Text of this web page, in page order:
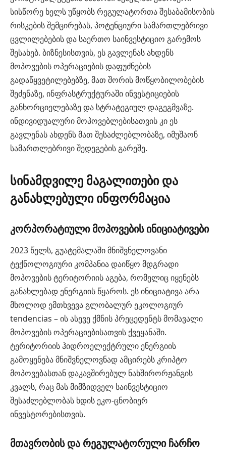
სისწორე ხელს უწყობს რეგულატორთა შესაბამისობის
რისკების შემცირებას, პოტენციური სამართლებრივი
ცვლილებების და საერთო საინვესტიციო გარემოს
შესახებ. ბიზნესისთვის, ეს გავლენას ახდენს
მოპოვების ოპერაციების დაფუძნების
გადაწყვეტილებებზე, მათ შორის მოწყობილობების
შეძენაზე, ინფრასტრუქტურაში ინვესტიციების
განხორციელებაზე და სტრატეგიულ დაგეგმვაზე.
ინდივიდუალური მოპოვებლებისათვის კი ეს
გავლენას ახდენს მათ შესაძლებლობაზე, იმუშაონ
სამართლებრივი შედეგების გარეშე.
სინამდვილე მაგალითები და
განახლებული ინფორმაცია
კორპორატიული მოპოვების ინიციატივები
2023 წელს, გუატემალაში მნიშვნელოვანი
ტექნოლოგიური კომპანია დაიწყო მდგრადი
მოპოვების ტერიტორიის აგება, რომელიც იყენებს
განახლებად ენერგიის წყაროს. ეს ინიციატივა არა
მხოლოდ ემთხვევა გლობალურ ეკოლოგიურ
tendencias – ის ასევე ქმნის პრეცედენტს მომავალი
მოპოვების ოპერაციებისათვის ქვეყანაში.
ტერიტორიის ჰიდროელექტრული ენერგიის
გამოყენება მნიშვნელოვნად ამცირებს კრიპტო
მოპოვებასთან დაკავშირებულ ნახშირორჟანგის
კვალს, რაც მას მიმზიდველ საინვესტიციო
შესაძლებლობას ხდის ეკო-ცნობიერ
ინვესტორებისთვის.
მთავრობის და რეგულატორული ჩარჩო